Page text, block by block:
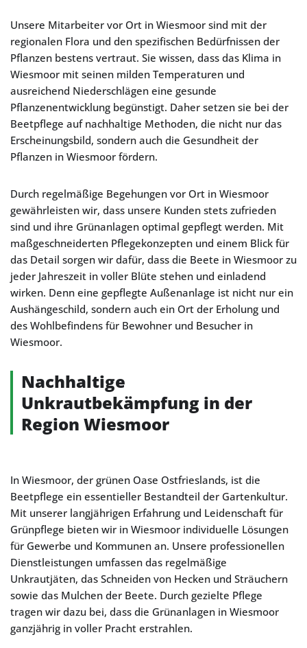
Unsere Mitarbeiter vor Ort in Wiesmoor sind mit der
regionalen Flora und den spezifischen Bedürfnissen der
Pflanzen bestens vertraut. Sie wissen, dass das Klima in
Wiesmoor mit seinen milden Temperaturen und
ausreichend Niederschlägen eine gesunde
Pflanzenentwicklung begünstigt. Daher setzen sie bei der
Beetpflege auf nachhaltige Methoden, die nicht nur das
Erscheinungsbild, sondern auch die Gesundheit der
Pflanzen in Wiesmoor fördern.
Durch regelmäßige Begehungen vor Ort in Wiesmoor
gewährleisten wir, dass unsere Kunden stets zufrieden
sind und ihre Grünanlagen optimal gepflegt werden. Mit
maßgeschneiderten Pflegekonzepten und einem Blick für
das Detail sorgen wir dafür, dass die Beete in Wiesmoor zu
jeder Jahreszeit in voller Blüte stehen und einladend
wirken. Denn eine gepflegte Außenanlage ist nicht nur ein
Aushängeschild, sondern auch ein Ort der Erholung und
des Wohlbefindens für Bewohner und Besucher in
Wiesmoor.
Nachhaltige
Unkrautbekämpfung in der
Region Wiesmoor
In Wiesmoor, der grünen Oase Ostfrieslands, ist die
Beetpflege ein essentieller Bestandteil der Gartenkultur.
Mit unserer langjährigen Erfahrung und Leidenschaft für
Grünpflege bieten wir in Wiesmoor individuelle Lösungen
für Gewerbe und Kommunen an. Unsere professionellen
Dienstleistungen umfassen das regelmäßige
Unkrautjäten, das Schneiden von Hecken und Sträuchern
sowie das Mulchen der Beete. Durch gezielte Pflege
tragen wir dazu bei, dass die Grünanlagen in Wiesmoor
ganzjährig in voller Pracht erstrahlen.